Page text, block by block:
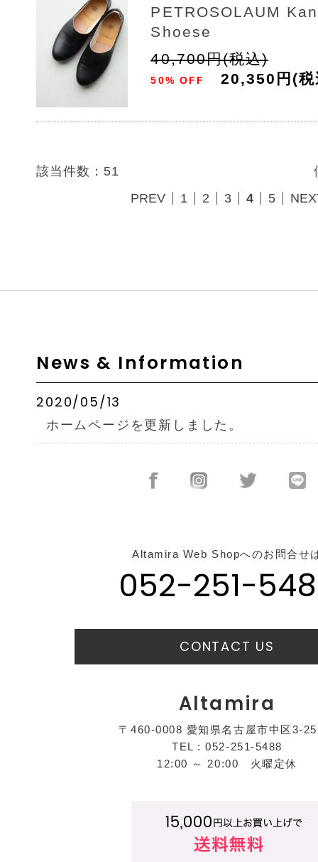
PETROSOLAUM
Shoese
40,700円(税込)
50% OFF 20,350円(
該当件数：51
PREV
1 2 3 4 5
News & Information
2020/05/13
ホームページを更新しました。
Altamira Web Shopへのお問合せ
052-251-
CONTACT US
Altamira
〒460-0008 愛知県名古屋市中区3-
TEL : 052-251-5488
12:00 ～ 20:00 火曜定休